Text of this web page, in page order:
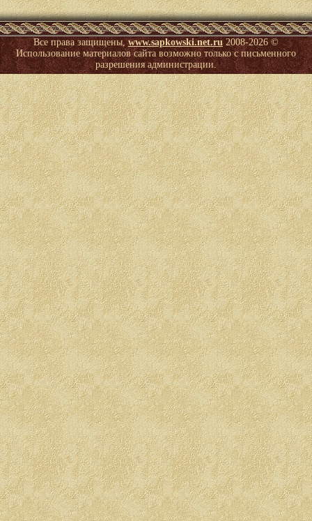
Все права защищены,www.sapkowski.net.ru2008-2026 ©
Использование материалов сайта возможно только с письменного
разрешения администрации.